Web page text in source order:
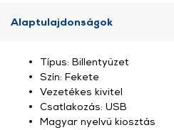
Alaptulajdonságok
Típus: Billentyűzet
Szín: Fekete
Vezetékes kivitel
Csatlakozás: USB
Magyar nyelvű kiosztás